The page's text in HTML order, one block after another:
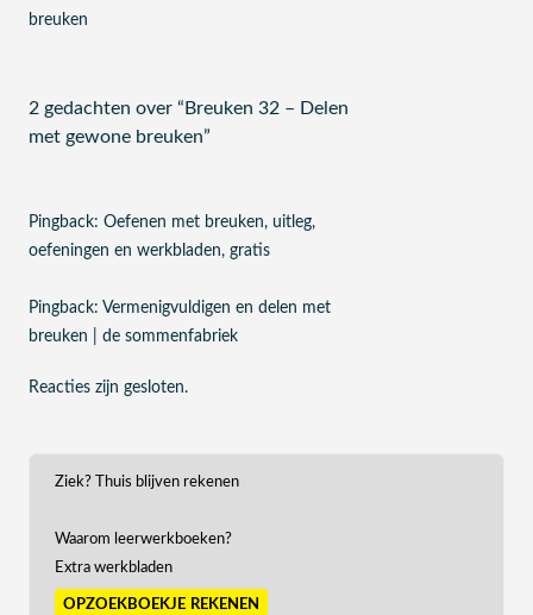
breuken
2 gedachten over “ Breuken 32 – Delen
met gewone breuken”
Pingback: Oefenen met breuken, uitleg,
oefeningen en werkbladen, gratis
Pingback: Vermenigvuldigen en delen met
breuken | de sommenfabriek
Reacties zijn gesloten.
Ziek? Thuis blijven rekenen
Waarom leerwerkboeken?
Extra werkbladen
opzoekboekje rekenen